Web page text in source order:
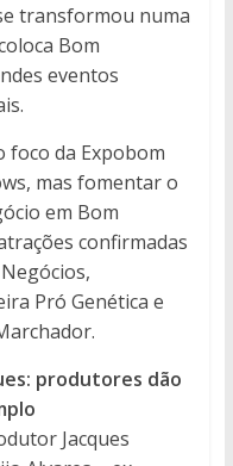
transformou numa
Bom
eventos
foco da Expobom
mas fomentar o
em Bom
confirmadas
Pró Genética e
produtores dão
Jacques